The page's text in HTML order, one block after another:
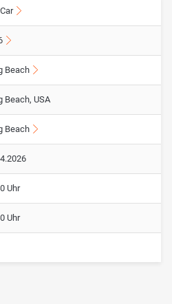
Beach
Beach, USA
Beach
Uhr
Uhr